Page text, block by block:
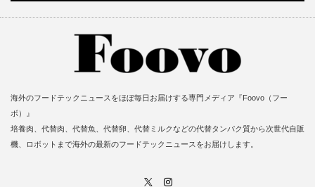
海外のフードテックニュースをほぼ毎日お届けする専門メディア『Foovo（フー
ボ）』
培養肉、代替肉、代替魚、代替卵、代替ミルクなどの代替タンパク質から次世代自販
機、ロボットまで海外の最新のフードテックニュースをお届けします。